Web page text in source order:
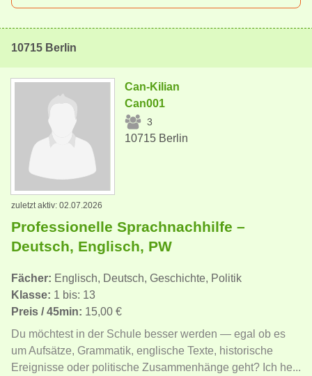
10715 Berlin
Can-Kilian
Can001
3
10715 Berlin
zuletzt aktiv: 02.07.2026
Professionelle Sprachnachhilfe –
Deutsch, Englisch, PW
Fächer: Englisch, Deutsch, Geschichte, Politik
Klasse: 1 bis: 13
Preis / 45min: 15,00 €
Du möchtest in der Schule besser werden — egal ob es
um Aufsätze, Grammatik, englische Texte, historische
Ereignisse oder politische Zusammenhänge geht? Ich he...